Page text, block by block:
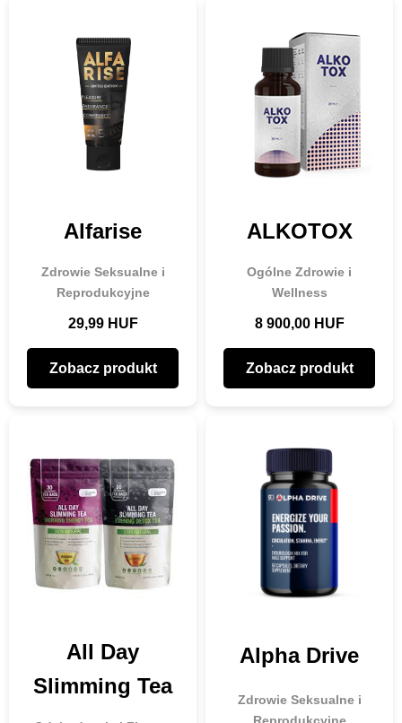
Alfarise
Zdrowie Seksualne i
Reprodukcyjne
29,99 HUF
Zobacz produkt
ALKOTOX
Ogólne Zdrowie i
Wellness
8 900,00 HUF
Zobacz produkt
All Day
Slimming Tea
Alpha Drive
Zdrowie Seksualne i
Reprodukcyjne